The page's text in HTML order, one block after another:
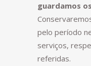
guardamos
pelo período
serviços,
referidas.